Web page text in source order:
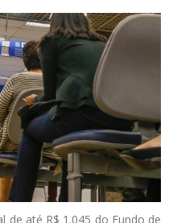
de até R$ 1.045 do Fundo de